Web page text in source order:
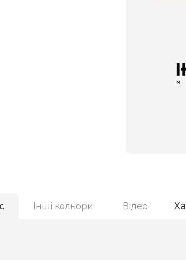
Інші кольори Відео